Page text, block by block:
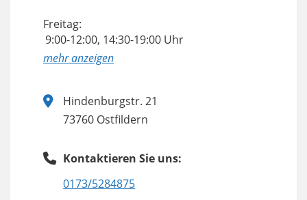
Freitag:
9:00-12:00, 14:30-19:00 Uhr
anzeigen
Hindenburgstr. 21
73760 Ostfildern
Kontaktieren Sie uns:
0173/5284875